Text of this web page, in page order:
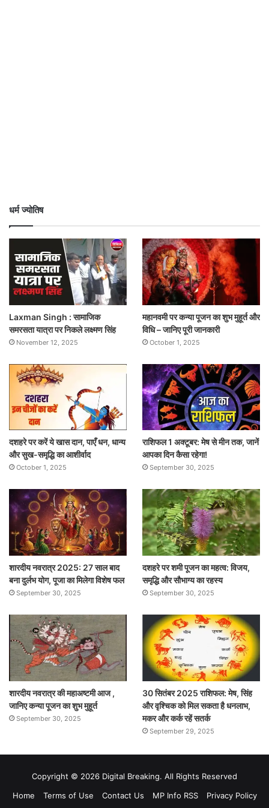
धर्म ज्योतिष
Laxman Singh : सामाजिक
समरसता यात्रा पर निकले लक्ष्मण सिंह
November 12, 2025
महानवमी पर कन्या पूजन का शुभ मुहूर्त और
विधि – जानिए पूरी जानकारी
October 1, 2025
दशहरे पर करें ये खास दान, पाएँ धन, धान्य
और सुख-समृद्धि का आशीर्वाद
October 1, 2025
राशिफल 1 अक्टूबर: मेष से मीन तक, जानें
आपका दिन कैसा रहेगा!
September 30, 2025
शारदीय नवरात्र 2025: 27 साल बाद
बना दुर्लभ योग, पूजा का मिलेगा विशेष फल
September 30, 2025
दशहरे पर शमी पूजन का महत्व: विजय,
समृद्धि और सौभाग्य का रहस्य
September 30, 2025
शारदीय नवरात्र की महाअष्टमी आज ,
जानिए कन्या पूजन का शुभ मुहूर्त
September 30, 2025
30 सितंबर 2025 राशिफल: मेष, सिंह
और वृश्चिक को मिल सकता है धनलाभ,
मकर और कर्क रहें सतर्क
September 29, 2025
Copyright © 2026 Digital Breaking. All Rights Reserved
Home
Terms of Use Contact Us MP Info RSS Privacy Policy